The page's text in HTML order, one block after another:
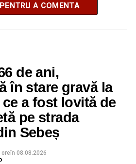
A COMENTA
de ani,
în stare gravă la
a fost lovită de
pe strada
Sebeș
oreîn 08.08.2026